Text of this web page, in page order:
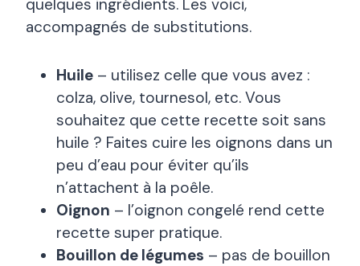
quelques ingrédients. Les voici,
accompagnés de substitutions.
Huile – utilisez celle que vous avez :
colza, olive, tournesol, etc. Vous
souhaitez que cette recette soit sans
huile ? Faites cuire les oignons dans un
peu d’eau pour éviter qu’ils
n’attachent à la poêle.
Oignon – l’oignon congelé rend cette
recette super pratique.
Bouillon de légumes – pas de bouillon